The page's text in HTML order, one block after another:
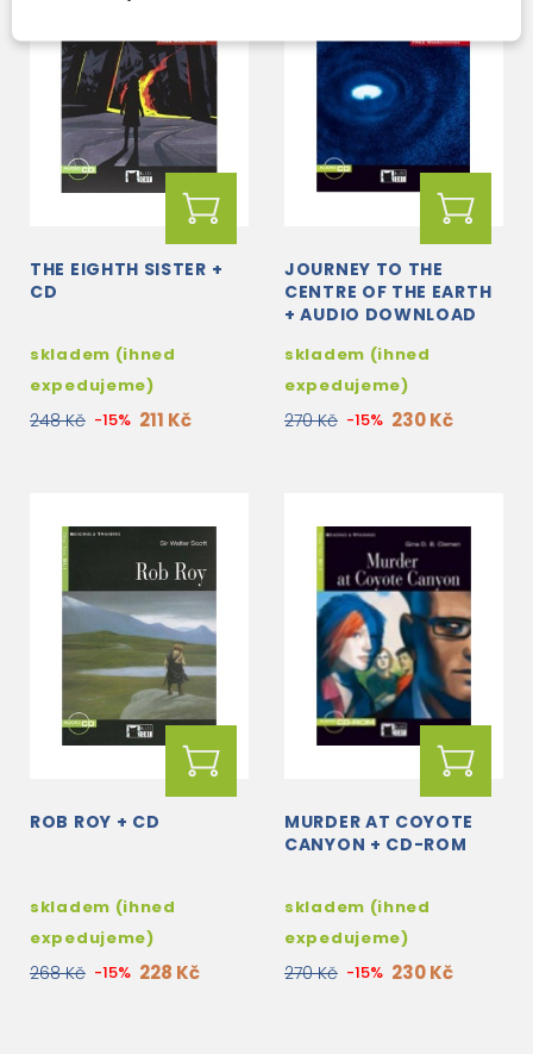
THE EIGHTH SISTER +
CD
skladem (ihned
expedujeme)
248 Kč -15% 211 Kč
JOURNEY TO THE
CENTRE OF THE EARTH
+ AUDIO DOWNLOAD
skladem (ihned
expedujeme)
270 Kč -15% 230 Kč
ROB ROY + CD
skladem (ihned
expedujeme)
268 Kč -15% 228 Kč
MURDER AT COYOTE
CANYON + CD-ROM
skladem (ihned
expedujeme)
270 Kč -15% 230 Kč